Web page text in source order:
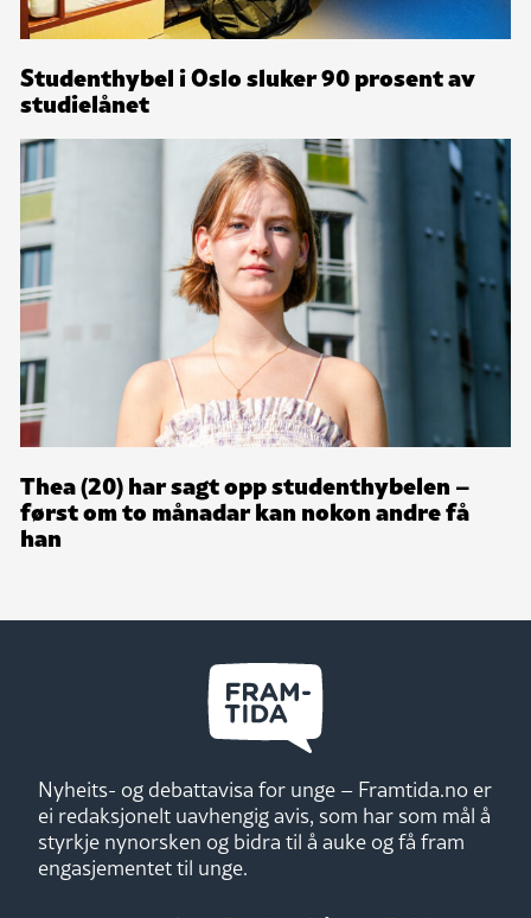
Studenthybel i Oslo sluker 90 prosent av
studielånet
Thea (20) har sagt opp studenthybelen –
først om to månadar kan nokon andre få
han
Nyheits- og debattavisa for unge – Framtida.no er
ei redaksjonelt uavhengig avis, som har som mål å
styrkje nynorsken og bidra til å auke og få fram
engasjementet til unge.